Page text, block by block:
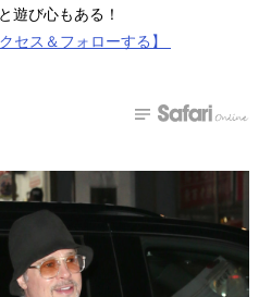
遊び心もある！
セス＆フォローする】